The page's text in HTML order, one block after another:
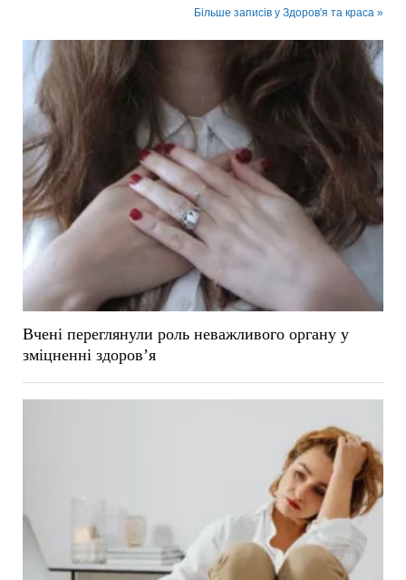
Більше записів у Здоров'я та краса »
Вчені переглянули роль неважливого органу у
зміцненні здоров’я